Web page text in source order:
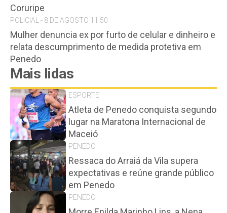
Coruripe
POLICIAL - 8 DE AGOSTO 11:50
Mulher denuncia ex por furto de celular e dinheiro e
relata descumprimento de medida protetiva em
Penedo
Mais lidas
ESPORTE
Atleta de Penedo conquista segundo
lugar na Maratona Internacional de
Maceió
PENEDO
Ressaca do Arraiá da Vila supera
expectativas e reúne grande público
em Penedo
PENEDO